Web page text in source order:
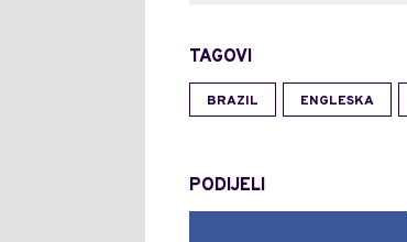
TAGOVI
BRAZIL ENGLESKA
PODIJELI